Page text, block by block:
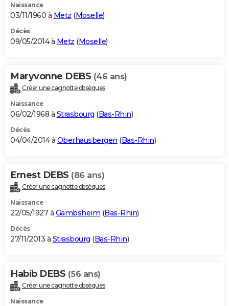
Naissance
03/11/1960 à Metz (Moselle)
Décès
09/05/2014 à Metz (Moselle)
Maryvonne DEBS (46 ans)
Créer une cagnotte obsèques
Naissance
06/02/1968 à Strasbourg (Bas-Rhin)
Décès
04/04/2014 à Oberhausbergen (Bas-Rhin)
Ernest DEBS (86 ans)
Créer une cagnotte obsèques
Naissance
22/05/1927 à Gambsheim (Bas-Rhin)
Décès
27/11/2013 à Strasbourg (Bas-Rhin)
Habib DEBS (56 ans)
Créer une cagnotte obsèques
Naissance